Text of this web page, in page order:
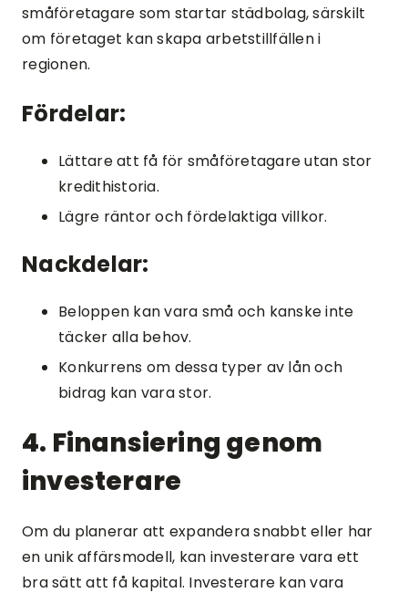
småföretagare som startar städbolag, särskilt
om företaget kan skapa arbetstillfällen i
regionen.
Fördelar:
Lättare att få för småföretagare utan stor
kredithistoria.
Lägre räntor och fördelaktiga villkor.
Nackdelar:
Beloppen kan vara små och kanske inte
täcker alla behov.
Konkurrens om dessa typer av lån och
bidrag kan vara stor.
4. Finansiering genom
investerare
Om du planerar att expandera snabbt eller har
en unik affärsmodell, kan investerare vara ett
bra sätt att få kapital. Investerare kan vara